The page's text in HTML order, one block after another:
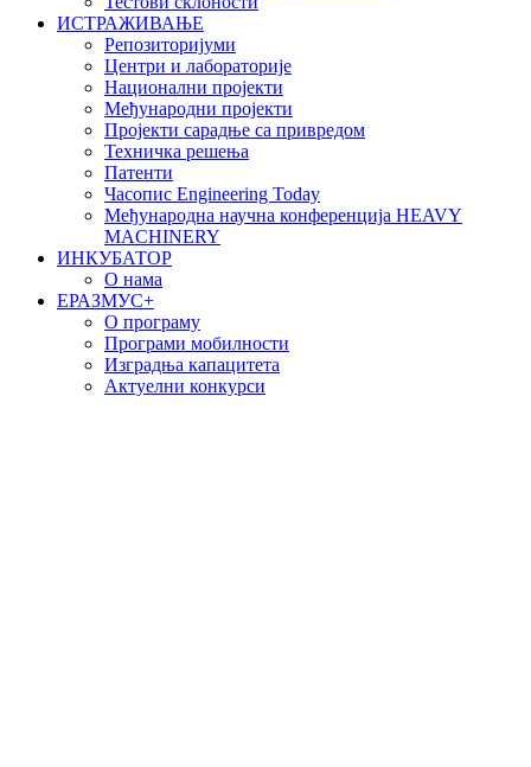
ИСТРАЖИВАЊЕ
Репозиторијуми
Центри и лабораторије
Национални пројекти
Међународни пројекти
Пројекти сарадње са привредом
Техничка решења
Патенти
Часопис Engineering Today
Међународна научна конференција HEAVY
MACHINERY
ИНКУБАТОР
О нама
EРАЗМУС+
О програму
Програми мобилности
Изградња капацитета
Актуелни конкурси